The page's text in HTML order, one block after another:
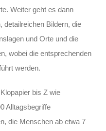
Weiter geht es dann
detailreichen Bildern, die
und Orte und die
wobei die entsprechenden
werden.
bis Z wie
Alltagsbegriffe
die Menschen ab etwa 7